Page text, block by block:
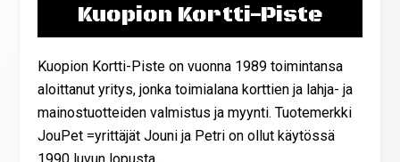
Kuopion Kortti-Piste
Kuopion Kortti-Piste on vuonna 1989 toimintansa
aloittanut yritys, jonka toimialana korttien ja lahja- ja
mainostuotteiden valmistus ja myynti. Tuotemerkki
JouPet =yrittäjät Jouni ja Petri on ollut käytössä